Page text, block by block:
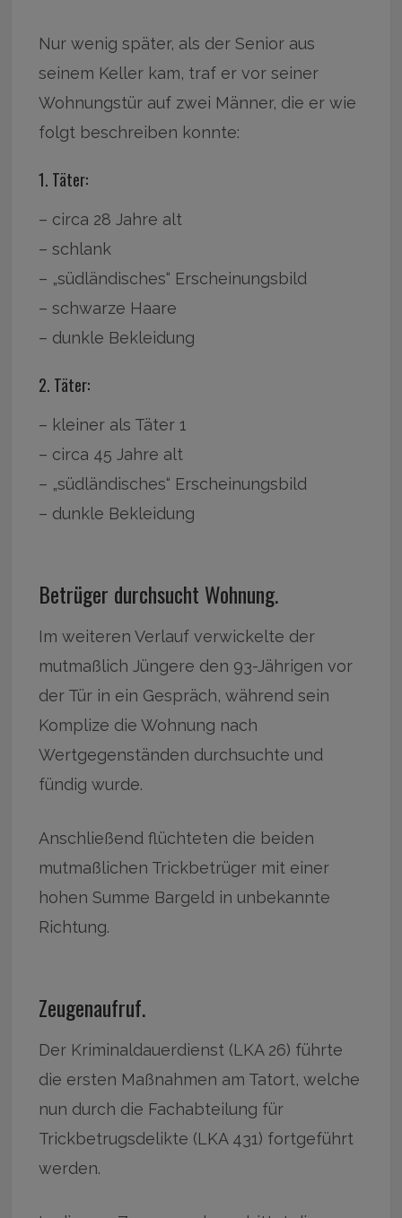
Nur wenig später, als der Senior aus
seinem Keller kam, traf er vor seiner
Wohnungstür auf zwei Männer, die er wie
folgt beschreiben konnte:
1. Täter:
– circa 28 Jahre alt
– schlank
– „südländisches“ Erscheinungsbild
– schwarze Haare
– dunkle Bekleidung
2. Täter:
– kleiner als Täter 1
– circa 45 Jahre alt
– „südländisches“ Erscheinungsbild
– dunkle Bekleidung
Betrüger durchsucht Wohnung.
Im weiteren Verlauf verwickelte der
mutmaßlich Jüngere den 93-Jährigen vor
der Tür in ein Gespräch, während sein
Komplize die Wohnung nach
Wertgegenständen durchsuchte und
fündig wurde.
Anschließend flüchteten die beiden
mutmaßlichen Trickbetrüger mit einer
hohen Summe Bargeld in unbekannte
Richtung.
Zeugenaufruf.
Der Kriminaldauerdienst (LKA 26) führte
die ersten Maßnahmen am Tatort, welche
nun durch die Fachabteilung für
Trickbetrugsdelikte (LKA 431) fortgeführt
werden.